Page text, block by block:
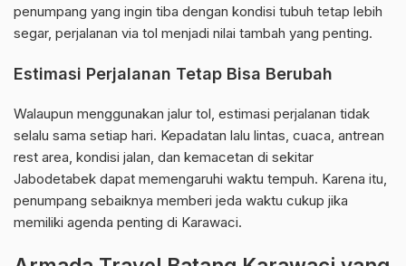
penumpang yang ingin tiba dengan kondisi tubuh tetap lebih
segar, perjalanan via tol menjadi nilai tambah yang penting.
Estimasi Perjalanan Tetap Bisa Berubah
Walaupun menggunakan jalur tol, estimasi perjalanan tidak
selalu sama setiap hari. Kepadatan lalu lintas, cuaca, antrean
rest area, kondisi jalan, dan kemacetan di sekitar
Jabodetabek dapat memengaruhi waktu tempuh. Karena itu,
penumpang sebaiknya memberi jeda waktu cukup jika
memiliki agenda penting di Karawaci.